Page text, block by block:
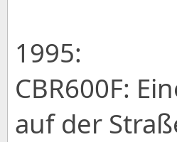
1995:
CBR600F:
auf der